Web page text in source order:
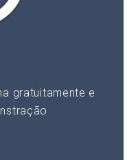
gratuitamente e